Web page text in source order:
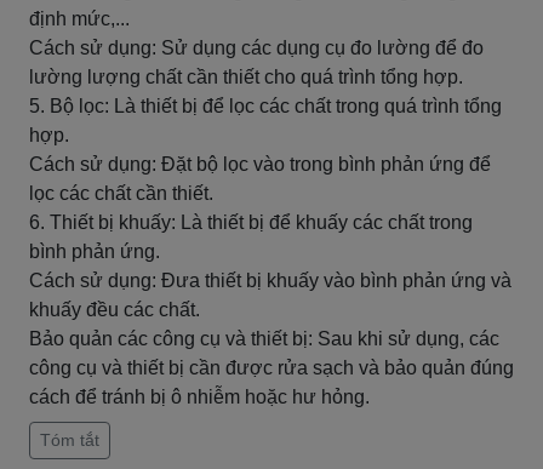
định mức,...
Cách sử dụng: Sử dụng các dụng cụ đo lường để đo
lường lượng chất cần thiết cho quá trình tổng hợp.
5. Bộ lọc: Là thiết bị để lọc các chất trong quá trình tổng
hợp.
Cách sử dụng: Đặt bộ lọc vào trong bình phản ứng để
lọc các chất cần thiết.
6. Thiết bị khuấy: Là thiết bị để khuấy các chất trong
bình phản ứng.
Cách sử dụng: Đưa thiết bị khuấy vào bình phản ứng và
khuấy đều các chất.
Bảo quản các công cụ và thiết bị: Sau khi sử dụng, các
công cụ và thiết bị cần được rửa sạch và bảo quản đúng
cách để tránh bị ô nhiễm hoặc hư hỏng.
Tóm tắt